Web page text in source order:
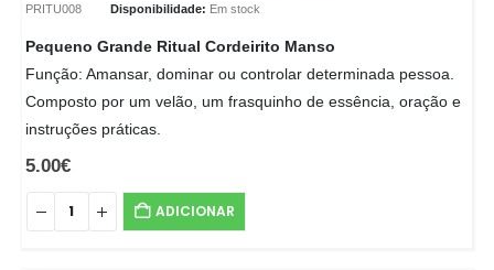
PRITU008 Disponibilidade: Em stock
Pequeno Grande Ritual Cordeirito Manso
Função: Amansar, dominar ou controlar determinada pessoa.
Composto por um velão, um frasquinho de essência, oração e
instruções práticas.
5.00€
ADICIONAR